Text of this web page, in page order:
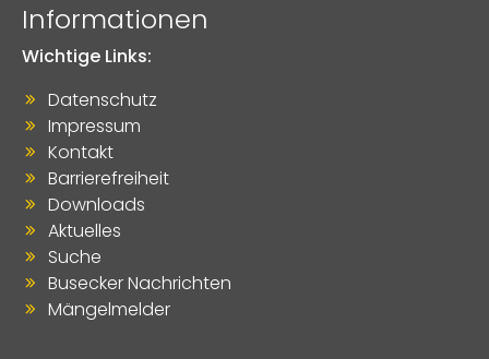
Informationen
Wichtige Links:
Datenschutz
Impressum
Kontakt
Barrierefreiheit
Downloads
Aktuelles
Suche
Busecker Nachrichten
Mängelmelder